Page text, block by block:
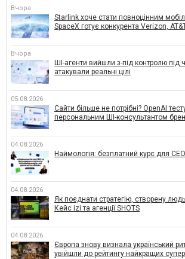
Вчора
Starlink хоче стати повноцінним
SpaceX готує конкурента Verizon,
Вчора
ШІ-агенти вийшли з-під контролю під
атакували реальні цілі
05.08.2026
Сайти більше не потрібні? OpenAI
персональним ШІ-консультантом
04.08.2026
Наймологія: безплатний курс для
04.08.2026
Як поєднати стратегію, створену
Кейс izi та агенції SHOTS
04.08.2026
Європа знову визнала український
увійшли до рейтингу найкращих